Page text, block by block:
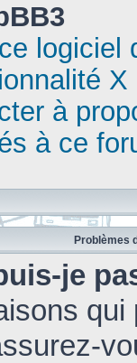
logiciel
X
à
à ce
Problèmes
je